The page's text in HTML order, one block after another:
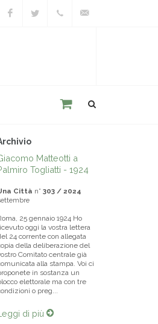
Matteotti a
Togliatti - 1924
Città n° 303 / 2024
25 gennaio 1924 Ho
oggi la vostra lettera
24 corrente con allegata
della deliberazione del
Comitato centrale già
alla stampa. Voi ci
in sostanza un
elettorale ma con tre
o preg...
di più